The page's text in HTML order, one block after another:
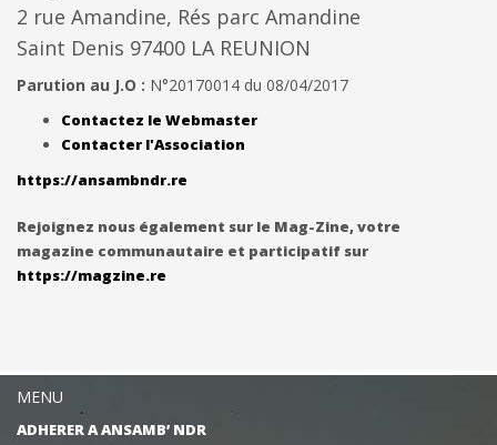
2 rue Amandine, Rés parc Amandine
Saint Denis 97400 LA REUNION
Parution au J.O : N°20170014 du 08/04/2017
Contactez le Webmaster
Contacter l'Association
https://ansambndr.re
Rejoignez nous également sur le Mag-Zine, votre
magazine communautaire et participatif sur
https://magzine.re
MENU
ADHERER A ANSAMB’ NDR